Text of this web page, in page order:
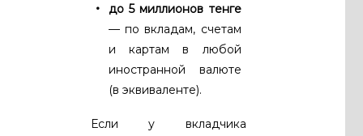
до 5 миллионов тенге
— по вкладам, счетам
и картам в любой
иностранной валюте
(в эквиваленте).
Если у вкладчика